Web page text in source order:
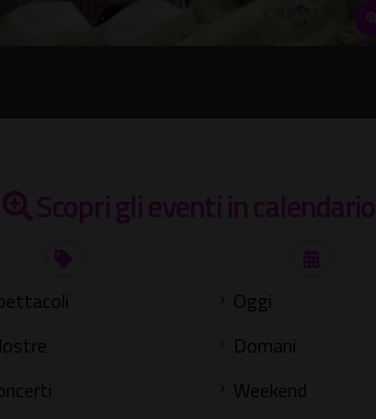
Scopri gli eventi in calendario
Oggi
Domani
Weekend